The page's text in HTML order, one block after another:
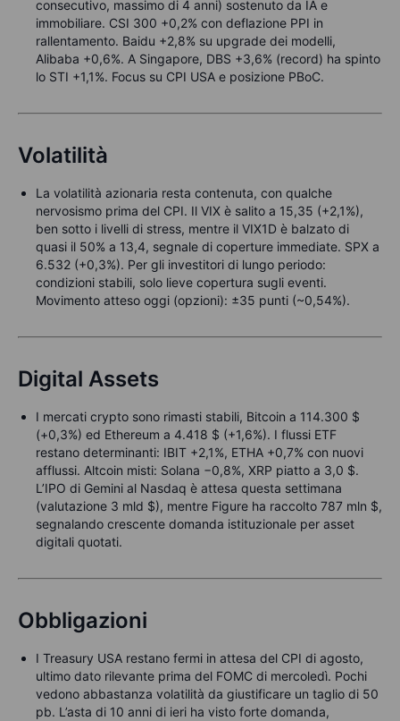
consecutivo, massimo di 4 anni) sostenuto da IA e
immobiliare. CSI 300 +0,2% con deflazione PPI in
rallentamento. Baidu +2,8% su upgrade dei modelli,
Alibaba +0,6%. A Singapore, DBS +3,6% (record) ha spinto
lo STI +1,1%. Focus su CPI USA e posizione PBoC.
Volatilità
La volatilità azionaria resta contenuta, con qualche
nervosismo prima del CPI. Il VIX è salito a 15,35 (+2,1%),
ben sotto i livelli di stress, mentre il VIX1D è balzato di
quasi il 50% a 13,4, segnale di coperture immediate. SPX a
6.532 (+0,3%). Per gli investitori di lungo periodo:
condizioni stabili, solo lieve copertura sugli eventi.
Movimento atteso oggi (opzioni): ±35 punti (~0,54%).
Digital Assets
I mercati crypto sono rimasti stabili, Bitcoin a 114.300 $
(+0,3%) ed Ethereum a 4.418 $ (+1,6%). I flussi ETF
restano determinanti: IBIT +2,1%, ETHA +0,7% con nuovi
afflussi. Altcoin misti: Solana −0,8%, XRP piatto a 3,0 $.
L’IPO di Gemini al Nasdaq è attesa questa settimana
(valutazione 3 mld $), mentre Figure ha raccolto 787 mln $,
segnalando crescente domanda istituzionale per asset
digitali quotati.
Obbligazioni
I Treasury USA restano fermi in attesa del CPI di agosto,
ultimo dato rilevante prima del FOMC di mercoledì. Pochi
vedono abbastanza volatilità da giustificare un taglio di 50
pb. L’asta di 10 anni di ieri ha visto forte domanda,